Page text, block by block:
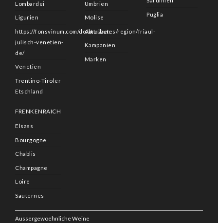
Lombardei
Ligurien
https://fonsvinum.com/de/attributes/region/friaul-
julisch-venetien-
de/
Venetien
Trentino-Tiroler
Etschland
Umbrien
Molise
Abruzzen
Kampanien
Marken
Puglia
FRENKENRAICH
Elsass
Bourgogne
Chablis
Champagne
Loire
Sauternes
Aussergewoehnliche Weine